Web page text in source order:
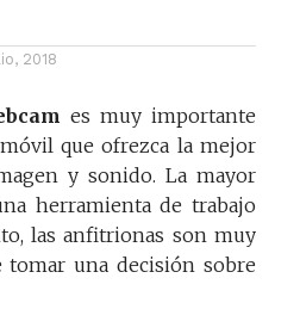
2018
es muy importante
que ofrezca la mejor
y sonido. La mayor
herramienta de trabajo
las anfitrionas son muy
tomar una decisión sobre